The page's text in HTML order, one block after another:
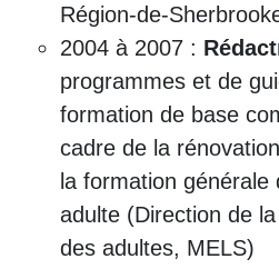
Région-de-
2004 à 2007 :
programmes et de
formation de base
cadre de la
la formation générale
adulte (Direction de
des adultes, MELS)